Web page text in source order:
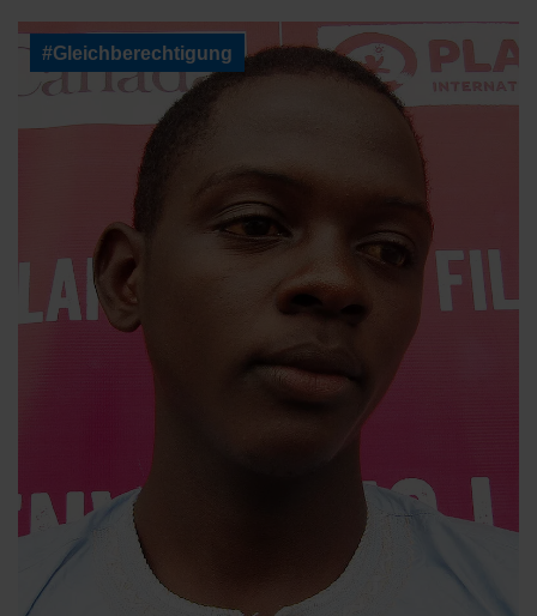
#Gleichberechtigung